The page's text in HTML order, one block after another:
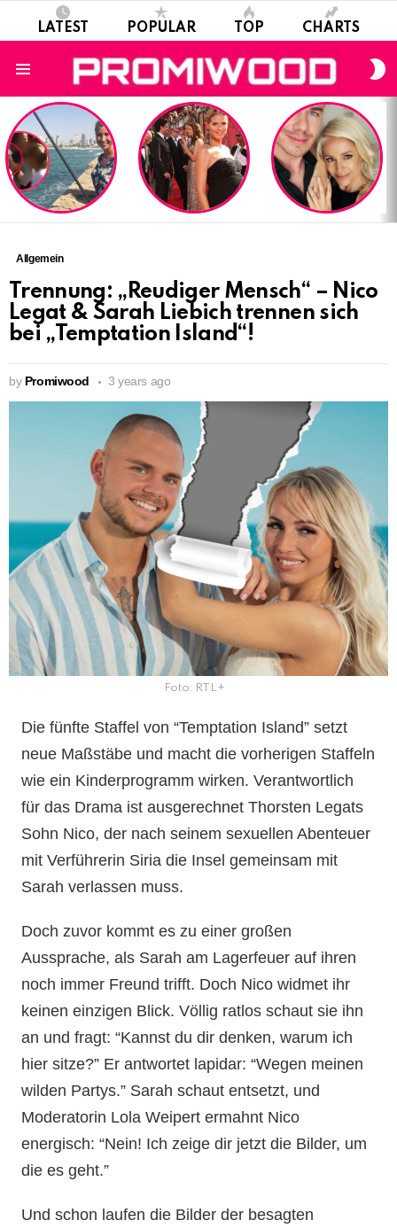
LATEST POPULAR TOP CHARTS
LATEST
STORIES
Allgemein
Trennung: „Reudiger Mensch“ – Nico
Legat & Sarah Liebich trennen sich
bei „Temptation Island“!
by Promiwood 3 years ago
Foto: RTL+
Die fünfte Staffel von “Temptation Island” setzt
neue Maßstäbe und macht die vorherigen Staffeln
wie ein Kinderprogramm wirken. Verantwortlich
für das Drama ist ausgerechnet Thorsten Legats
Sohn Nico, der nach seinem sexuellen Abenteuer
mit Verführerin Siria die Insel gemeinsam mit
Sarah verlassen muss.
Doch zuvor kommt es zu einer großen
Aussprache, als Sarah am Lagerfeuer auf ihren
noch immer Freund trifft. Doch Nico widmet ihr
keinen einzigen Blick. Völlig ratlos schaut sie ihn
an und fragt: “Kannst du dir denken, warum ich
hier sitze?” Er antwortet lapidar: “Wegen meinen
wilden Partys.” Sarah schaut entsetzt, und
Moderatorin Lola Weipert ermahnt Nico
energisch: “Nein! Ich zeige dir jetzt die Bilder, um
die es geht.”
Und schon laufen die Bilder der besagten